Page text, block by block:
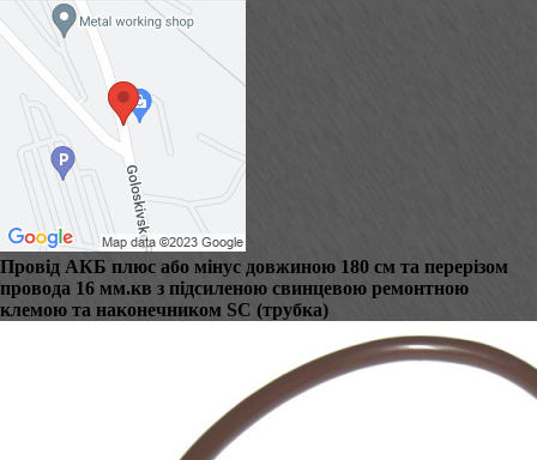
Провід АКБ плюс або мінус довжиною 180 см та перерізом
провода 16 мм.кв з підсиленою свинцевою ремонтною
клемою та наконечником SC (трубка)